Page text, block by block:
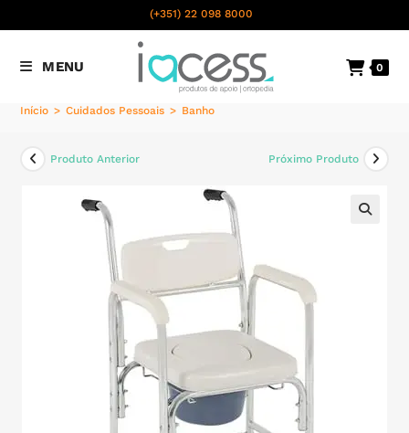
(+351) 22 098 8000
nacional
MENU 0
Início > Cuidados Pessoais > Banho
Produto Anterior Próximo Produto